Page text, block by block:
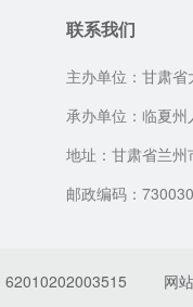
联系我们
主办单位：甘肃
承办单位：临夏州
地址：甘肃省兰
邮政编码：730030
62010202003515 网